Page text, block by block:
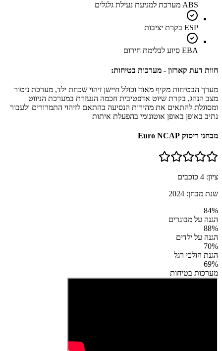
ABS מערכת למניעת נעילת גלגלים
ESP בקרת יציבות
EBA סיוע לבלימת חירום
חוות דעת קארזון - מערכות בטיחות:
מערך הבטיחות מקיף מאוד וכולל חיישן זיהוי שכחת ילד, מערכת ניטור
מצב הנהג, בקרת שיוט אדפטיבית חכמה הנעזרת במערכת הניווט
ומסוגלת להתאים את מהירות הנסיעה בהתאם לזיהוי התמרורים ולעבור
נתיב באופן באופן אוטונומי בהפעלת איתות
מבחני ריסוק Euro NCAP
ציון: 4 כוכבים
שנת מבחן: 2024
84%
הגנה על מבוגרים
88%
הגנה על ילדים
70%
הגנת הולכי רגל
69%
מערכות בטיחות